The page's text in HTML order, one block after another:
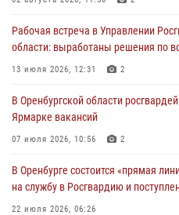
образовательных учреждений к
24 июля 2026, 12:25
проведён рейд по строительным
23 июля 2026, 10:47
Рабочая встреча в Управлении
области: выработаны решения по
13 июля 2026, 12:31 2
В Оренбургской области
Ярмарке вакансий
07 июля 2026, 10:56 2
В Оренбурге состоится «прямая
на службу в Росгвардию и
22 июля 2026, 06:26